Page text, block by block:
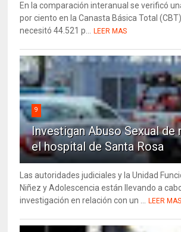
En la comparación interanual se verificó
por ciento en la Canasta Básica Total
necesitó 44.521 p...
LEER MAS
9
Investigan Abuso Sexual de
el hospital de Santa Rosa
Las autoridades judiciales y la Unidad
Niñez y Adolescencia están llevando a
investigación en relación con un ...
LEER MAS